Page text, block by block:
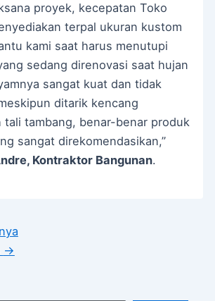
proyek, kecepatan Toko
terpal ukuran kustom
kami saat harus menutupi
sedang direnovasi saat hujan
sangat kuat dan tidak
ditarik kencang
tali tambang, benar-benar produk
sangat direkomendasikan,”
Kontraktor Bangunan.
→